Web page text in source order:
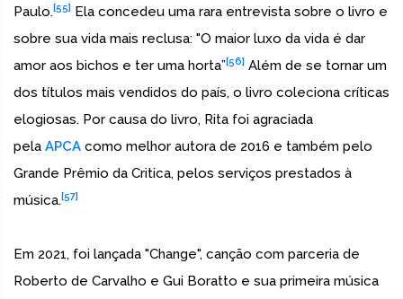
Paulo.[55] Ela concedeu uma rara entrevista sobre o livro e
sobre sua vida mais reclusa: "O maior luxo da vida é dar
amor aos bichos e ter uma horta”[56] Além de se tornar um
dos títulos mais vendidos do país, o livro coleciona críticas
elogiosas. Por causa do livro, Rita foi agraciada
pela APCA como melhor autora de 2016 e também pelo
Grande Prêmio da Critica, pelos serviços prestados à
música.[57]
Em 2021, foi lançada "Change", canção com parceria de
Roberto de Carvalho e Gui Boratto e sua primeira música